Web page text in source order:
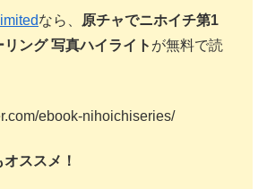
なら、 原チャでニホイチ第1
ング 写真ハイライト が無料で読
ebook-nihoichiseries/
ススメ！